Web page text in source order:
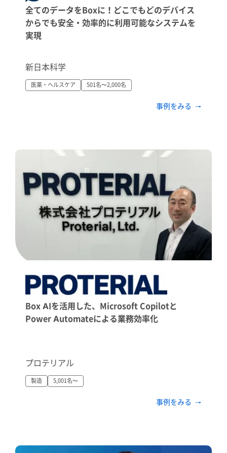
全てのデータをBoxに！どこでもどのデバイス
からでも安全・効率的に利用可能なシステムを
実現
新日本科学
医薬・ヘルスケア 501名〜2,000名
事例をみる
Box AIを活用した、Microsoft Copilotと
Power Automateによる業務効率化
プロテリアル
製造 5,001名〜
事例をみる